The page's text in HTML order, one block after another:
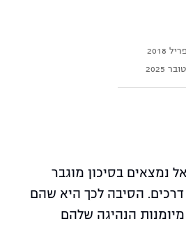
נמצאים בסיכון מוגבר
דרכים. הסיבה לכך היא שהם
הנהיגה שלהם